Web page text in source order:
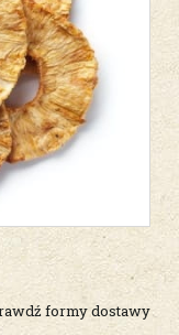
płatności
formy dostawy